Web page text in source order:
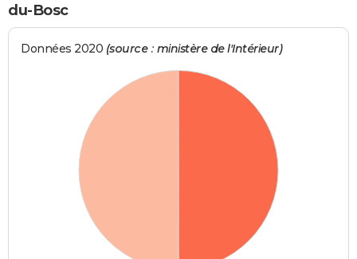
du-Bosc
Données 2020 (source : ministère de l'Intérieur)